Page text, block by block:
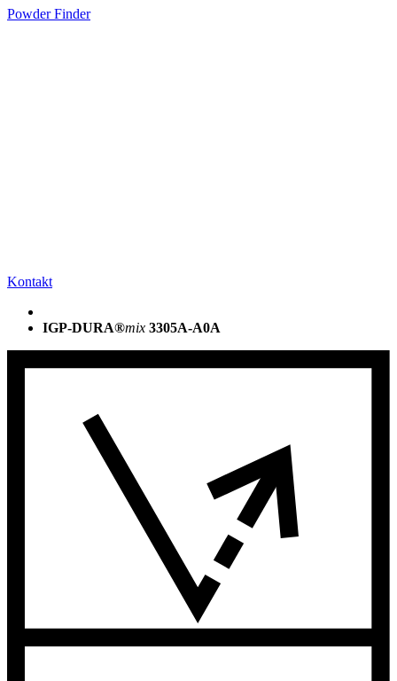
Powder Finder
Kontakt
IGP-DURA®mix 3305A-A0A